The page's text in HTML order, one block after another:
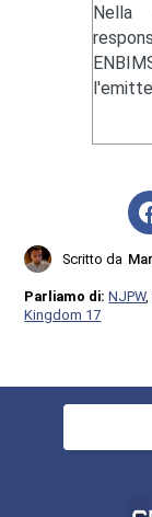
Scritto da
Parliamo di:NJPW,
Kingdom 17